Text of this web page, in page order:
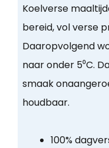
Koelverse
bereid, vol verse
Daaropvolgend
naar onder 5⁰C.
smaak
houdbaar.
100%